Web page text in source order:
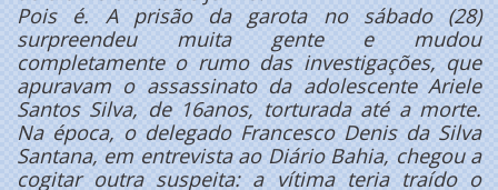
Pois é. A prisão da garota no sábado (28)
surpreendeu muita gente e mudou
completamente o rumo das investigações, que
apuravam o assassinato da adolescente Ariele
Santos Silva, de 16anos, torturada até a morte.
Na época, o delegado Francesco Denis da Silva
Santana, em entrevista ao Diário Bahia, chegou a
cogitar outra suspeita: a vítima teria traído o